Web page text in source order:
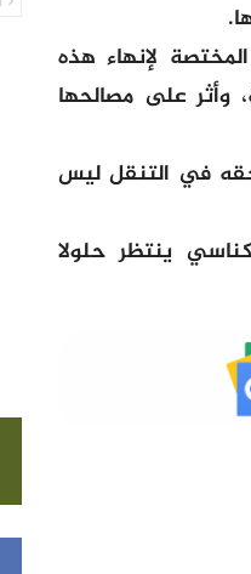
لإنهاء هذه
وأثر على مصالحها
في التنقل ليس
ينتظر حلولا